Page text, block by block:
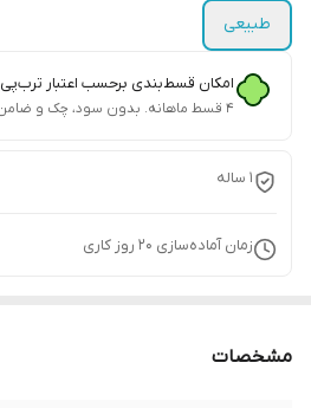
طبیعی
امکان قسط‌بندی برحسب اعتبار ترب‌پی
۴ قسط ماهانه. بدون سود، چک و ضامن.
1 ساله
زمان آماده‌سازی 20 روز کاری
مشخصات